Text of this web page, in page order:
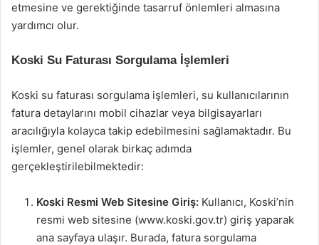
etmesine ve gerektiğinde tasarruf önlemleri almasına
yardımcı olur.
Koski Su Faturası Sorgulama İşlemleri
Koski su faturası sorgulama işlemleri, su kullanıcılarının
fatura detaylarını mobil cihazlar veya bilgisayarları
aracılığıyla kolayca takip edebilmesini sağlamaktadır. Bu
işlemler, genel olarak birkaç adımda
gerçekleştirilebilmektedir:
Koski Resmi Web Sitesine Giriş: Kullanıcı, Koski’nin
resmi web sitesine (www.koski.gov.tr) giriş yaparak
ana sayfaya ulaşır. Burada, fatura sorgulama